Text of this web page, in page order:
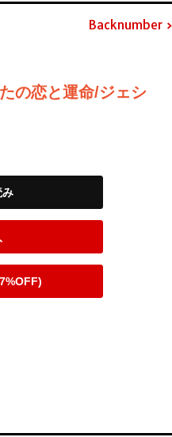
Backnumber
の恋と運命/ジェシ
み